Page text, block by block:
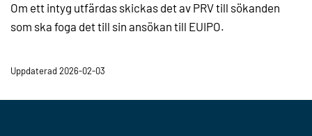
Om ett intyg utfärdas skickas det av PRV till sökanden
som ska foga det till sin ansökan till EUIPO.
Uppdaterad 2026-02-03